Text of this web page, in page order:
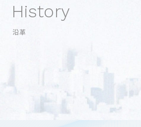
History
沿革